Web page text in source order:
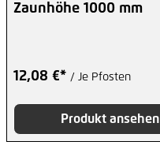
Zaunhöhe 1000 mm
12,08 €* / Je Pfosten
Produkt ansehen